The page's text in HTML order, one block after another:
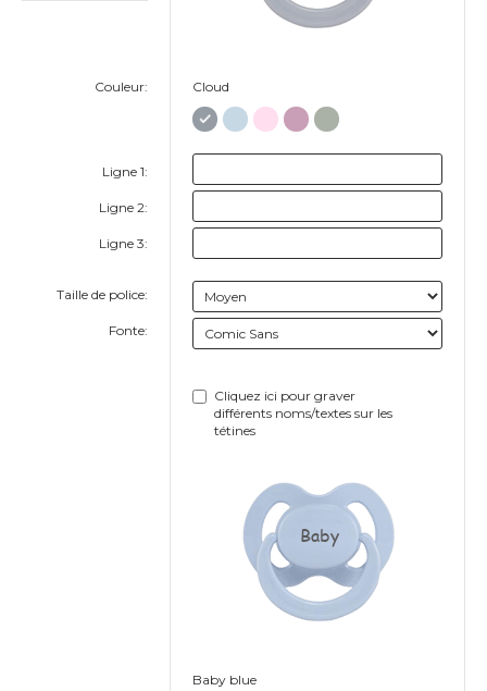
Couleur:
Ligne 1:
Ligne 2:
Ligne 3:
Taille de police:
Fonte:
Cloud
Cliquez ici pour graver
différents noms/textes sur les
tétines
Baby
Baby blue